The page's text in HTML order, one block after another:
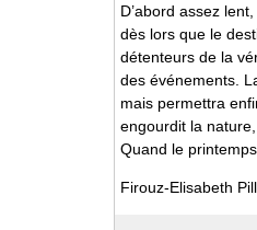
D’abord assez
dès lors que le
détenteurs de la
des événements.
mais permettra
engourdit la
Quand le
Firouz-Elisabeth